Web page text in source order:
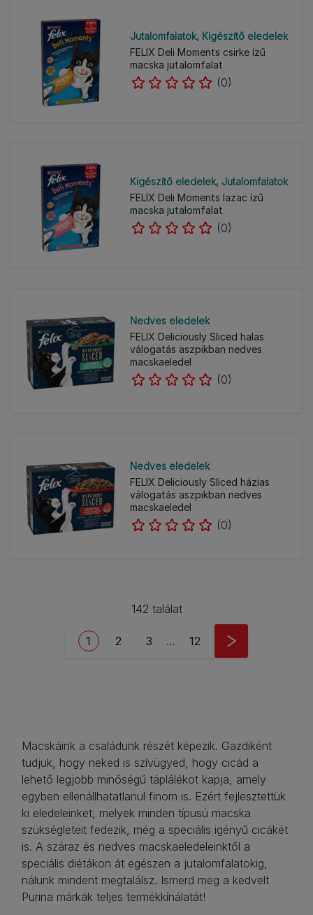
Jutalomfalatok Kigészítő eledelek
FELIX Deli Moments csirke ízű
macska jutalomfalat
(0)
Kigészítő eledelek Jutalomfalatok
FELIX Deli Moments lazac ízű
macska jutalomfalat
(0)
Nedves eledelek
FELIX Deliciously Sliced halas
válogatás aszpikban nedves
macskaeledel
(0)
Nedves eledelek
FELIX Deliciously Sliced házias
válogatás aszpikban nedves
macskaeledel
(0)
142 találat
Current page
1 Oldal
2 Oldal
3 … Last page
12
Macskáink a családunk részét képezik. Gazdiként
tudjuk, hogy neked is szívügyed, hogy cicád a
lehető legjobb minőségű táplálékot kapja, amely
egyben ellenállhatatlanul finom is. Ezért fejlesztettük
ki eledeleinket, melyek minden típusú macska
szükségleteit fedezik, még a speciális igényű cicákét
is. A száraz és nedves macskaeledeleinktől a
speciális diétákon át egészen a jutalomfalatokig,
nálunk mindent megtalálsz. Ismerd meg a kedvelt
Purina márkák teljes termékkínálatát!